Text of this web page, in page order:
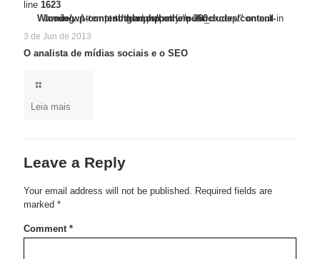
line 1623
Warning: Trying to access array offset on false in
/code/wp-content/themes/betheme/functions/theme-functions.php
on line1623
Warning: Attempt to read property "post_excerpt" on null in
/code/wp-content/themes/betheme/includes/content-single.phpon line360
3 de Jun de 2013
O analista de mídias sociais e o SEO
Leia mais
Leave a Reply
Your email address will not be published.
Required fields are
marked *
Comment *